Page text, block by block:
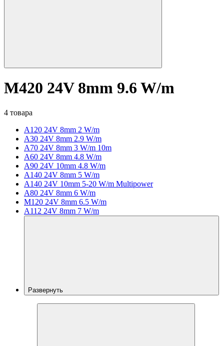
M420 24V 8mm 9.6 W/m
4 товара
A120 24V 8mm 2 W/m
A30 24V 8mm 2.9 W/m
A70 24V 8mm 3 W/m 10m
A60 24V 8mm 4.8 W/m
A90 24V 10mm 4.8 W/m
A140 24V 8mm 5 W/m
A140 24V 10mm 5-20 W/m Multipower
A80 24V 8mm 6 W/m
M120 24V 8mm 6.5 W/m
A112 24V 8mm 7 W/m
Развернуть